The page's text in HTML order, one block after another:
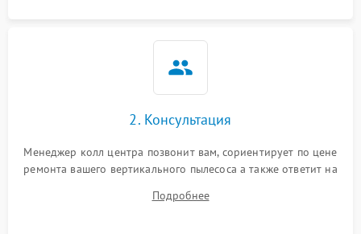
2. Консультация
Менеджер колл центра позвонит вам, сориентирует по цене
ремонта вашего вертикального пылесоса а также ответит на
Подробнее